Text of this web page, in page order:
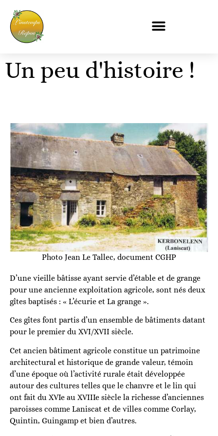
Un peu d'histoire !
Photo Jean Le Tallec, document CGHP
D’une vieille bâtisse ayant servie d’étable et de grange
pour une ancienne exploitation agricole, sont nés deux
gîtes baptisés : « L’écurie et La grange ».
Ces gîtes font partis d’un ensemble de bâtiments datant
pour le premier du XVI/XVII siècle.
Cet ancien bâtiment agricole constitue un patrimoine
architectural et historique de grande valeur, témoin
d’une époque où l’activité rurale était développée
autour des cultures telles que le chanvre et le lin qui
ont fait du XVIe au XVIIIe siècle la richesse d’anciennes
paroisses comme Laniscat et de villes comme Corlay,
Quintin, Guingamp et bien d’autres.